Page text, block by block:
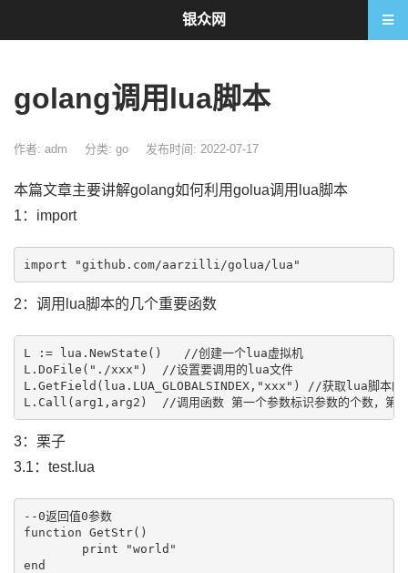
golang调用lua脚本
作者: adm 分类: go 发布时间: 2022-07-17
本篇文章主要讲解golang如何利用golua调用lua脚本
1：import
2：调用lua脚本的几个重要函数
L := lua.NewState()   //创建一个lua虚拟机
L.DoFile("./xxx")  //设置要调用的lua文件
L.GetField(lua.LUA_GLOBALSINDEX,"xxx") //获取lua脚本的
3：栗子
3.1：test.lua
--0返回值0参数
function GetStr()
        print "world"
end
银众网